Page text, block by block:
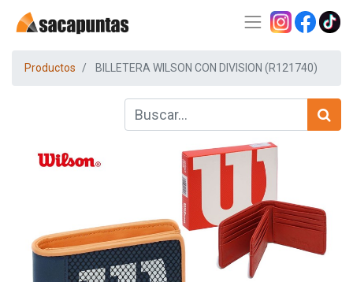
Productos BILLETERA WILSON CON DIVISION (R121740)